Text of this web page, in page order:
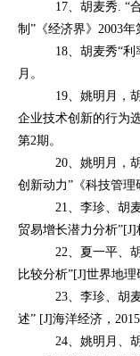
17、胡麦秀. “
制”《经济界》2003年
18、胡麦秀“
月。
19、姚明月，
企业技术创新的行为
第2期。
20、姚明月，
创新动力”《科技管理
21、李珍、胡
贸易增长潜力分析”[J]
22、夏一平、
比较分析”[J]世界地理
23、李珍、胡
述” [J]海洋经济，2015
24、姚明月、